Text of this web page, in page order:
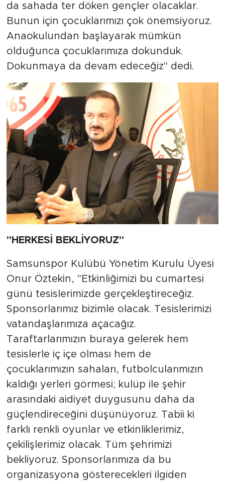
da sahada ter döken gençler olacaklar.
Bunun için çocuklarımızı çok önemsiyoruz.
Anaokulundan başlayarak mümkün
olduğunca çocuklarımıza dokunduk.
Dokunmaya da devam edeceğiz" dedi.
"HERKESİ BEKLİYORUZ"
Samsunspor Kulübü Yönetim Kurulu Üyesi
Onur Öztekin, "Etkinliğimizi bu cumartesi
günü tesislerimizde gerçekleştireceğiz.
Sponsorlarımız bizimle olacak. Tesislerimizi
vatandaşlarımıza açacağız.
Taraftarlarımızın buraya gelerek hem
tesislerle iç içe olması hem de
çocuklarımızın sahaları, futbolcularımızın
kaldığı yerleri görmesi; kulüp ile şehir
arasındaki aidiyet duygusunu daha da
güçlendireceğini düşünüyoruz. Tabii ki
farklı renkli oyunlar ve etkinliklerimiz,
çekilişlerimiz olacak. Tüm şehrimizi
bekliyoruz. Sponsorlarımıza da bu
organizasyona gösterecekleri ilgiden